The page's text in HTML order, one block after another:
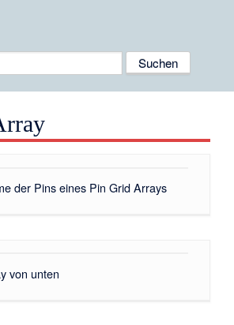
der Pins eines Pin Grid Arrays
von unten